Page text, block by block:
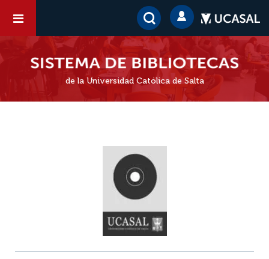
de la Universidad Católica de Salta